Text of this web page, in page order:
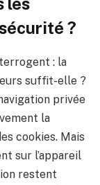
?
: la
suffit-elle ?
privée
la
cookies. Mais
sur l’appareil
restent